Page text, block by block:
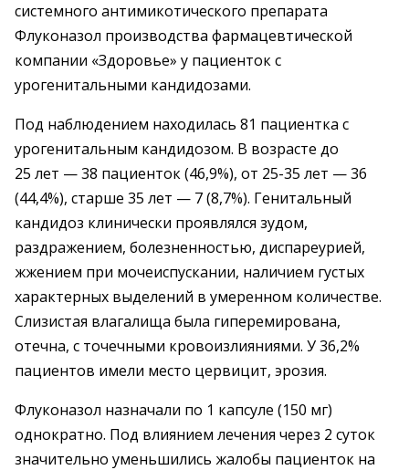
системного антимикотического препарата
Флуконазол производства фармацевтической
компании «Здоровье» у пациенток с
урогенитальными кандидозами.
Под наблюдением находилась 81 пациентка с
урогенитальным кандидозом. В возрасте до
25 лет — 38 пациенток (46,9%), от 25-35 лет — 36
(44,4%), старше 35 лет — 7 (8,7%). Генитальный
кандидоз клинически проявлялся зудом,
раздражением, болезненностью, диспареурией,
жжением при мочеиспускании, наличием густых
характерных выделений в умеренном количестве.
Слизистая влагалища была гиперемирована,
отечна, с точечными кровоизлияниями. У 36,2%
пациентов имели место цервицит, эрозия.
Флуконазол назначали по 1 капсуле (150 мг)
однократно. Под влиянием лечения через 2 суток
значительно уменьшились жалобы пациенток на